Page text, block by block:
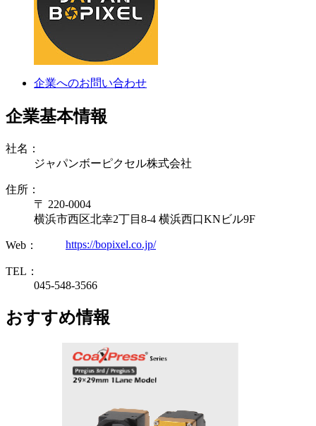
企業へのお問い合わせ
企業基本情報
社名：
ジャパンボーピクセル株式会社
住所：
〒 220-0004
横浜市西区北幸2丁目8-4 横浜西口KNビル9F
Web： https://bopixel.co.jp/
TEL：
045-548-3566
おすすめ情報